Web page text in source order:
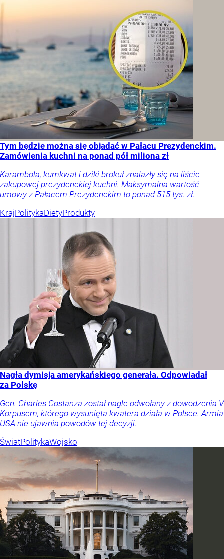
Tym będzie można się objadać w Pałacu Prezydenckim.
Zamówienia kuchni na ponad pół miliona zł
Karambola, kumkwat i dziki brokuł znalazły się na liście
zakupowej prezydenckiej kuchni. Maksymalna wartość
umowy z Pałacem Prezydenckim to ponad 515 tys. zł.
KrajPolitykaDietyProdukty
Nagła dymisja amerykańskiego generała. Odpowiadał
za Polskę
Gen. Charles Costanza został nagle odwołany z dowodzenia V
Korpusem, którego wysunięta kwatera działa w Polsce. Armia
USA nie ujawnia powodów tej decyzji.
ŚwiatPolitykaWojsko